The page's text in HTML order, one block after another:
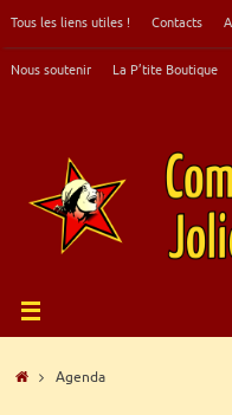
au
Tous les liens utiles ! Contacts
Nous soutenir La P’tite Boutique
Accueil
Agenda